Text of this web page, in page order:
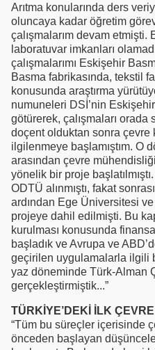
Arıtma konularında ders
oluncaya kadar öğretim
çalışmalarım devam etmişti.
laboratuvar imkanları
çalışmalarımı Eskişehir
Basma fabrikasında, tekstil
konusunda araştırma
numuneleri DSİ’nin
götürerek, çalışmaları orada
doçent olduktan sonra çevre
ilgilenmeye başlamıştım. O
arasından çevre
yönelik bir proje
ODTÜ alınmıştı, fakat
ardından Ege Üniversitesi
projeye dahil edilmişti. Bu
kurulması konusunda
başladık ve Avrupa ve
geçirilen uygulamalarla ilgili
yaz döneminde Türk-Alman
gerçekleştirmiştik...”
TÜRKİYE’DEKİ İLK
“Tüm bu süreçler içerisinde
önceden başlayan